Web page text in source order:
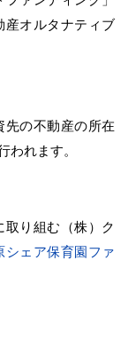
産オルタナティブ
の不動産の所在
われます。
り組む（株）ク
シェア保育園ファ